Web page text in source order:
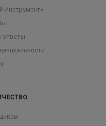
Инструмент»
ответы